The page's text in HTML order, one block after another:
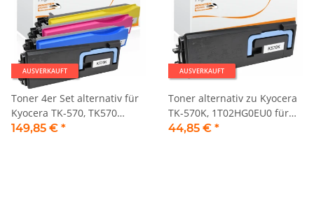
AUSVERKAUFT
Toner 4er Set alternativ für
Kyocera TK-570, TK570
Drucker
149,85 € *
AUSVERKAUFT
Toner alternativ zu Kyocera
TK-570K, 1T02HG0EU0 für
Kyocera Drucker schwarz
44,85 € *